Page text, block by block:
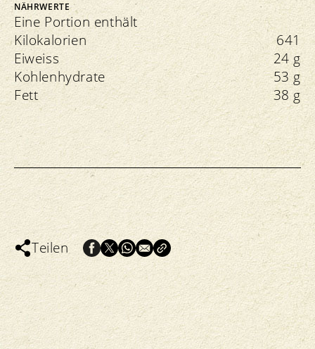
NÄHRWERTE
Eine Portion enthält
Kilokalorien
641
Eiweiss
24 g
Kohlenhydrate
53 g
Fett
38 g
Teilen